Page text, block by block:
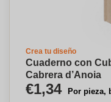
Crea tu diseño
Cuaderno con
Cabrera d’Anoia
€1,34 Por pieza,